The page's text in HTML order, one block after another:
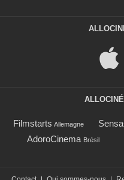
Filmstarts Allemagne
AdoroCinema Brésil